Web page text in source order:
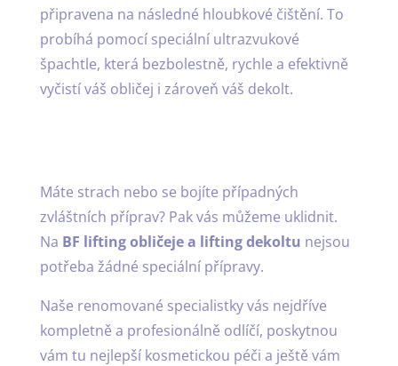
připravena na následné hloubkové čištění. To
probíhá pomocí speciální ultrazvukové
špachtle, která bezbolestně, rychle a efektivně
vyčistí váš obličej i zároveň váš dekolt.
Máte strach nebo se bojíte případných
zvláštních příprav? Pak vás můžeme uklidnit.
Na BF lifting obličeje a lifting dekoltu nejsou
potřeba žádné speciální přípravy.
Naše renomované specialistky vás nejdříve
kompletně a profesionálně odlíčí, poskytnou
vám tu nejlepší kosmetickou péči a ještě vám